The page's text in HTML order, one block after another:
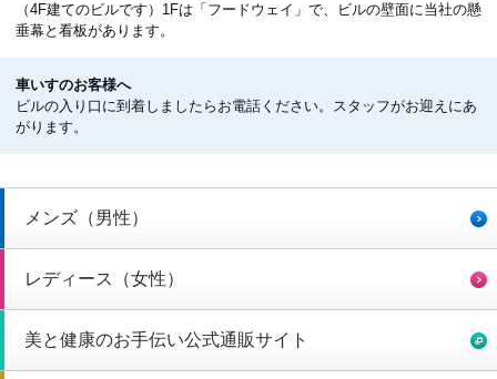
（4F建てのビルです）1Fは「フードウェイ」で、ビルの壁面に当社の懸
垂幕と看板があります。
車いすのお客様へ
ビルの入り口に到着しましたらお電話ください。スタッフがお迎えにあ
がります。
メンズ（男性）
レディース（女性）
美と健康のお手伝い公式通販サイト